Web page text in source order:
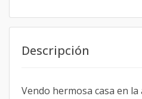
Descripción
Vendo hermosa casa en